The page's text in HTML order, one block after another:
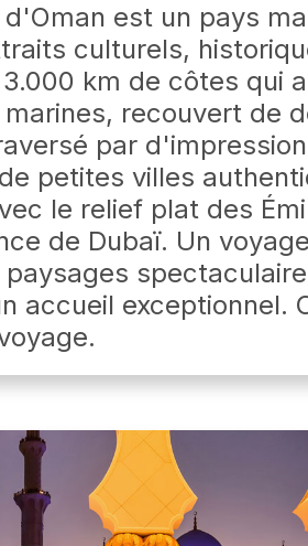
est un pays
culturels,
km de côtes qui
recouvert de
par
petites villes
le relief plat des
de Dubaï. Un
accueil exceptionnel.